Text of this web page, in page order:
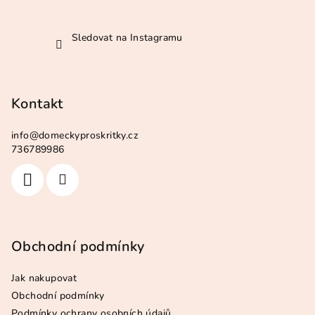
Sledovat na Instagramu
Kontakt
info@domeckyproskritky.cz
736789986
Obchodní podmínky
Jak nakupovat
Obchodní podmínky